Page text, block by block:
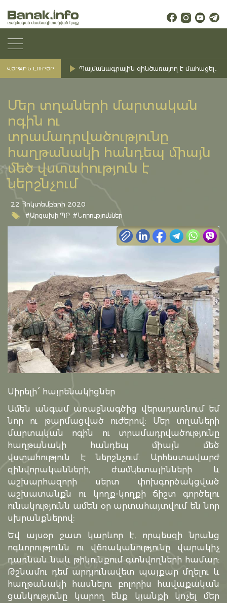
ՎԵՐՋԻՆ ԼՈՒՐԵՐ Պայմանագրային զինծառայող է մահացել․
Մեր տղաների մարտական
ոգին ու
տրամադրվածությունը
հաղթանակի հանդեպ միայն
մեծ վստահություն է
ներշնչում
22 Հոկտեմբերի 2020
#Արցախի ՊԲ #Նորություններ
Սիրելի ՛ հայրենակիցներ
Ամեն անգամ առաջնագծից վերադառնում եմ
նոր ու թարմացված ուժերով: Մեր տղաների
մարտական ոգին ու տրամադրվածությունը
հաղթանակի հանդեպ միայն մեծ
վստահություն է ներշնչում: Արհեստավարժ
զինվորականների, ժամկետայինների և
աշխարհազորի սերտ փոխգործակցված
աշխատանքն ու կողք-կողքի ճիշտ գործելու
ունակությունն ամեն օր արտահայտվում են նոր
սխրանքներով:
Եվ այսօր շատ կարևոր է, որպեսզի նրանց
ոգևորությունն ու վճռականությունը վարակիչ
դառնան նաև թիկունքում գտնվողների համար:
Թշնամու դեմ արդյունավետ պայքար մղելու և
հաղթանակի հասնելու բոլորիս հավաքական
ցանկությունը կարող ենք կյանքի կոչել մեր